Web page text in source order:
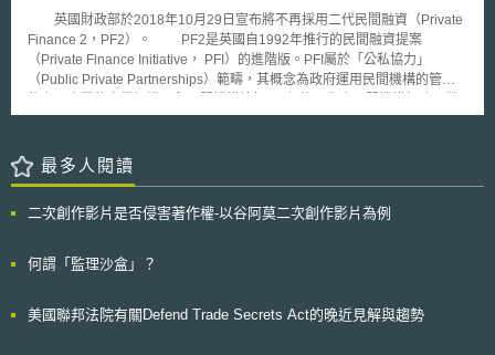
下，可以進行個人與商業資料之共享，DSAs機制是共享方法之一。以下簡
述新加坡個資法規範、指南建議與DSAs機制運作方式。 圖1：資料共享環
境建構 資料來源：新加坡資通發展局 一、新加坡個人資料保護法規範
在沒有個資法第17條所列之例外情形下，依據第14條以下規定，組織如近
命資料保護官（Data Protection Officer, DPO）隨時向大眾提供通暢的個資
聯絡管道，來確保個資透明性與完整性[9]。 在資料保護措施上應有合
理安全的資安防護技術，以保障資料不被未經授權近用的風險。當使用目的
DSAs機制 DSAs機制是由個資委員會於2018年設立的沙盒
意之規範。然而如組織擬向個資委員會申請DSAs機制，必須符合三個條件
[11]： 共享範圍需在特定群體、期間與組織內：即只限定在具體特定的應用
分割方式，並於文件中分享，期望透過靈活混合共享機制，在與其他既有使
用者共存之同時服務更多用戶： 1.可變頻譜分割（Variable spectrum
split）： 此方法將上層6GHz分割為Wi-Fi及行動網路優先頻段，Wi-Fi和行
動網路可於各自優先頻段中自由布建，亦可於不干擾對方之前提下，於對方
之優先頻段布建。 2.室內外分割（An indoor/ outdoor split）： 此方法以建
兩技術重疊布建情形，確保資源有效運用。 未來Ofcom將持續與業界合作開
發其他混合共享框架技術與解決方案，計劃於2025年發布有關此主題之技
術報告，早日實現行動網路與Wi-Fi之共享機制。
英國財政部於2018年10月29日宣布將不再採用二代民間融資（Private
Finance 2，PF2）。 PF2是英國自1992年推行的民間融資提案
（Private Finance Initiative， PFI）的進階版。PFI屬於「公私協力」
（Public Private Partnerships）範疇，其概念為政府運用民間機構的管理
運公共建設，政府再向民間機構購買該公共建設之公共服務。政府在民間機
服務品質有無符合約定，再予以付款，倘未達到績效指標或資產無法提供服
務時，則有扣款機制。 PFI在英國運作20多年，雖確實有效減輕政府財
此，英國於2011年對PFI進行改革，推出PF2。PF2有PFI制度及基本架構，
啟動到選出最優申請人，原則不得超過18個月；要求民間機構披露公開資產
正PFI推出PF2，但PF2迄今僅使用了六次，以及目前的PFI及PF2契約，有
最多人閱讀
二次創作影片是否侵害著作權-以谷阿莫二次創作影片為例
何謂「監理沙盒」？
美國聯邦法院有關Defend Trade Secrets Act的晚近見解與趨勢